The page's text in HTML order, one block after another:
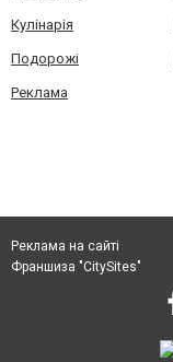
Кулінарія
Подорожі
Реклама
Реклама на сайті
Франшиза "CitySites"